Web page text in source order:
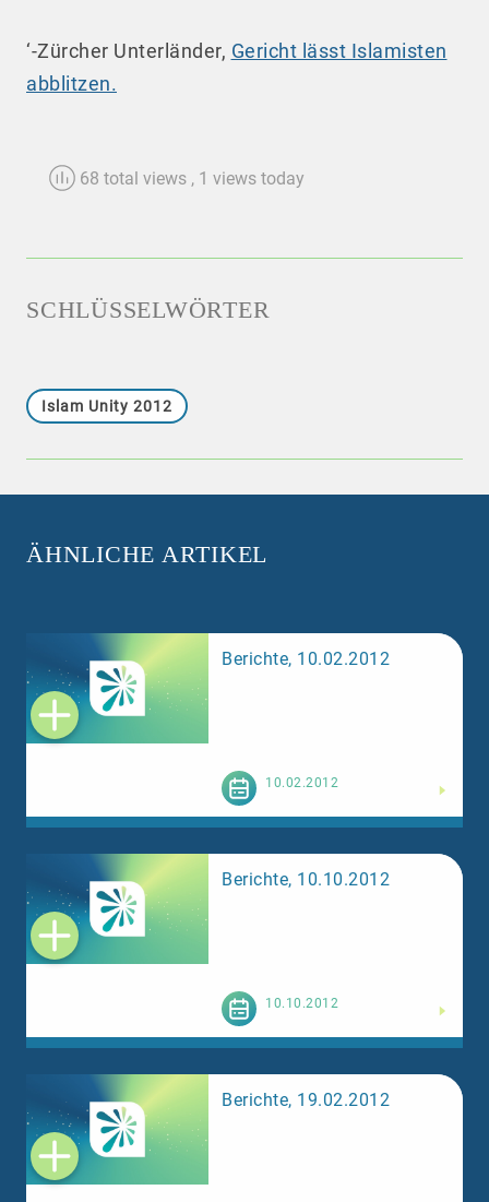
‘-Zürcher Unterländer, Gericht lässt Islamisten
abblitzen.
68 total views , 1 views today
SCHLÜSSELWÖRTER
Islam Unity 2012
ÄHNLICHE ARTIKEL
Berichte, 10.02.2012
10.02.2012
Berichte, 10.10.2012
10.10.2012
Berichte, 19.02.2012